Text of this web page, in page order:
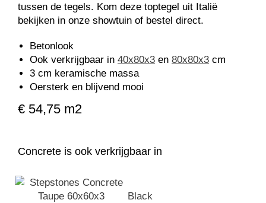
tussen de tegels. Kom deze toptegel uit Italië
bekijken in onze showtuin of bestel direct.
Betonlook
Ook verkrijgbaar in 40x80x3 en 80x80x3 cm
3 cm keramische massa
Oersterk en blijvend mooi
€ 54,75 m2
Concrete is ook verkrijgbaar in
Black